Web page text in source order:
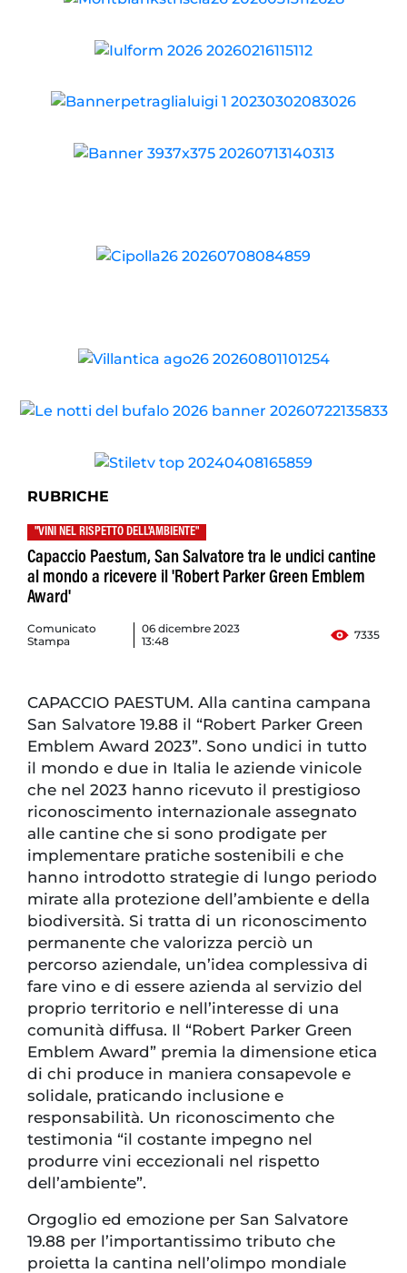
RUBRICHE
"VINI NEL RISPETTO DELL'AMBIENTE"
Capaccio Paestum, San Salvatore tra le undici cantine
al mondo a ricevere il 'Robert Parker Green Emblem
Award'
Comunicato
Stampa
06 dicembre 2023
13:48
7335
CAPACCIO PAESTUM. Alla cantina campana
San Salvatore 19.88 il “Robert Parker Green
Emblem Award 2023”. Sono undici in tutto
il mondo e due in Italia le aziende vinicole
che nel 2023 hanno ricevuto il prestigioso
riconoscimento internazionale assegnato
alle cantine che si sono prodigate per
implementare pratiche sostenibili e che
hanno introdotto strategie di lungo periodo
mirate alla protezione dell’ambiente e della
biodiversità. Si tratta di un riconoscimento
permanente che valorizza perciò un
percorso aziendale, un’idea complessiva di
fare vino e di essere azienda al servizio del
proprio territorio e nell’interesse di una
comunità diffusa. Il “Robert Parker Green
Emblem Award” premia la dimensione etica
di chi produce in maniera consapevole e
solidale, praticando inclusione e
responsabilità. Un riconoscimento che
testimonia “il costante impegno nel
produrre vini eccezionali nel rispetto
dell’ambiente”.
Orgoglio ed emozione per San Salvatore
19.88 per l’importantissimo tributo che
proietta la cantina nell’olimpo mondiale